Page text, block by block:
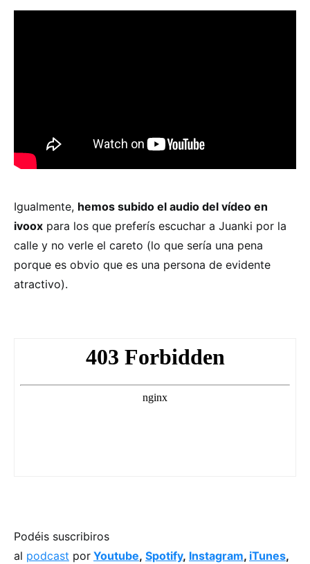
Igualmente, hemos subido el audio del vídeo en
ivoox para los que preferís escuchar a Juanki por la
calle y no verle el careto (lo que sería una pena
porque es obvio que es una persona de evidente
atractivo).
Podéis suscribiros
al podcast por Youtube, Spotify, Instagram, iTunes,